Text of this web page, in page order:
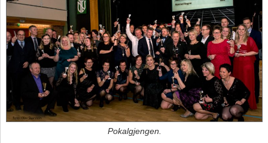
Pokalgjengen.